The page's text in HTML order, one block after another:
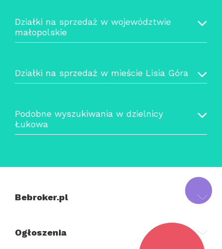
Działki na sprzedaż w województwie
małopolskie
Działki na sprzedaż w mieście Lisia Góra
Podobne wyszukiwania w dzielnicy
Łukowa
Bebroker.pl
Ogłoszenia